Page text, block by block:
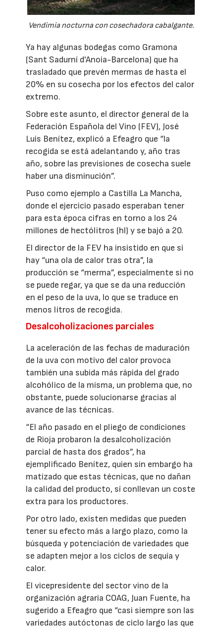
Vendimia nocturna con cosechadora cabalgante.
Ya hay algunas bodegas como Gramona
(Sant Sadurní d'Anoia-Barcelona) que ha
trasladado que prevén mermas de hasta el
20% en su cosecha por los efectos del calor
extremo.
Sobre este asunto, el director general de la
Federación Española del Vino (FEV), José
Luis Benítez, explicó a Efeagro que “la
recogida se está adelantando y, año tras
año, sobre las previsiones de cosecha suele
haber una disminución”.
Puso como ejemplo a Castilla La Mancha,
donde el ejercicio pasado esperaban tener
para esta época cifras en torno a los 24
millones de hectólitros (hl) y se bajó a 20.
El director de la FEV ha insistido en que si
hay “una ola de calor tras otra”, la
producción se “merma”, especialmente si no
se puede regar, ya que se da una reducción
en el peso de la uva, lo que se traduce en
menos litros de recogida.
Desalcoholizaciones parciales
La aceleración de las fechas de maduración
de la uva con motivo del calor provoca
también una subida más rápida del grado
alcohólico de la misma, un problema que, no
obstante, puede solucionarse gracias al
avance de las técnicas.
“El año pasado en el pliego de condiciones
de Rioja probaron la desalcoholización
parcial de hasta dos grados”, ha
ejemplificado Benítez, quien sin embargo ha
matizado que estas técnicas, que no dañan
la calidad del producto, sí conllevan un coste
extra para los productores.
Por otro lado, existen medidas que pueden
tener su efecto más a largo plazo, como la
búsqueda y potenciación de variedades que
se adapten mejor a los ciclos de sequía y
calor.
El vicepresidente del sector vino de la
organización agraria COAG, Juan Fuente, ha
sugerido a Efeagro que “casi siempre son las
variedades autóctonas de ciclo largo las que